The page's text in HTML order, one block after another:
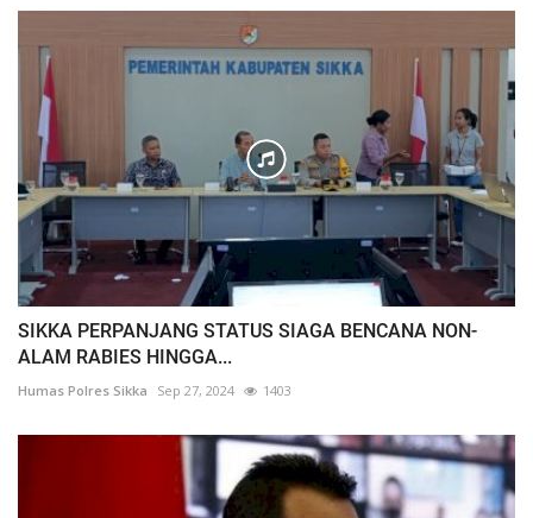
SIKKA PERPANJANG STATUS SIAGA BENCANA NON-
ALAM RABIES HINGGA...
Humas Polres Sikka Sep 27, 2024 1403